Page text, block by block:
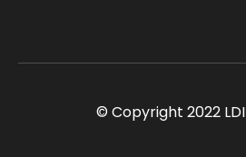
© Copyright 2022